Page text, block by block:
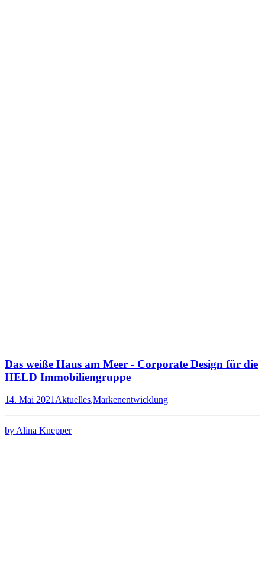
Das weiße Haus am Meer - Corporate Design für die
HELD Immobiliengruppe
14. Mai 2021Aktuelles,Markenentwicklung
by Alina Knepper